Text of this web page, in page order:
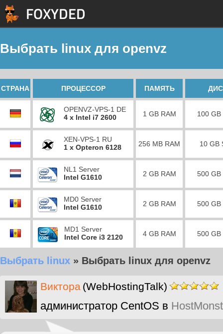
Выбрать linux для openvz
СТРАНА ПРОЦЕССОР ПАМЯТЬ
OPENVZ-VPS-1 DE
4 x Intel i7 2600
1 GB RAM 100 GB
XEN-VPS-1 RU
1 x Opteron 6128
256 MB RAM 10 GB
NL1 Server
Intel G1610
2 GB RAM 500 GB
MD0 Server
Intel G1610
2 GB RAM 500 GB
MD1 Server
Intel Core i3 2120
4 GB RAM 500 GB
Выбрать linux » Выбрать linux для openvz
Виктора (WebHostingTalk)
администратор CentOS в